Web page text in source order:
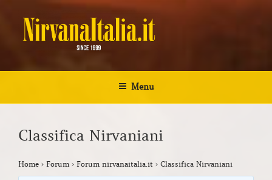
contenuto
NIRVANA ITALIA
Menu
Classifica Nirvaniani
Home › Forum › Forum nirvanaitalia.it › Classifica Nirvaniani